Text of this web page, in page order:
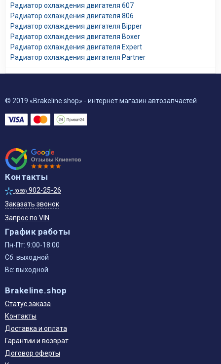
Радиатор охлаждения двигателя 607
Радиатор охлаждения двигателя 806
Радиатор охлаждения двигателя Bipper
Радиатор охлаждения двигателя Boxer
Радиатор охлаждения двигателя Expert
Радиатор охлаждения двигателя Partner
© 2019 «Brakeline.shop» - интернет магазин автозапчастей
Контакты
(068) 902-25-26
Заказать звонок
Запрос по VIN
График работы
Пн-Пт: 9:00-18:00
Сб: выходной
Вс: выходной
Brakeline.shop
Статус заказа
Контакты
Доставка и оплата
Гарантии и возврат
Договор оферты